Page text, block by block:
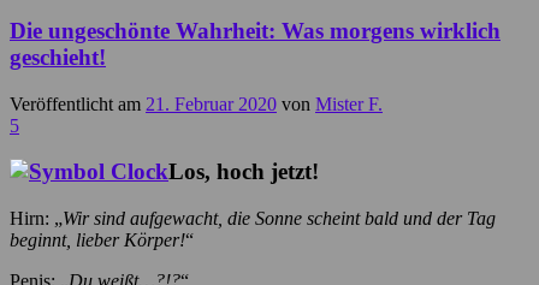
Die ungeschönte Wahrheit: Was morgens wirklich
geschieht!
Veröffentlicht am 21. Februar 2020 von Mister F.
5
Los, hoch jetzt!
Hirn: „Wir sind aufgewacht, die Sonne scheint bald und der Tag
beginnt, lieber Körper!“
Penis: „Du weißt…?!?“